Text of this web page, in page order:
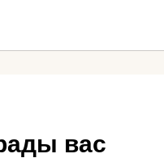
вас